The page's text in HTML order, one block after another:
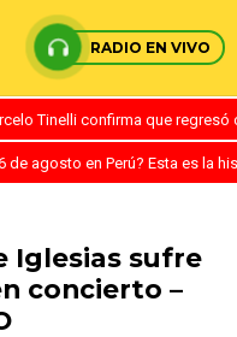
RADIO EN VIVO
Tinelli confirma que
de agosto en Perú? Esta es la
Iglesias sufre
concierto –